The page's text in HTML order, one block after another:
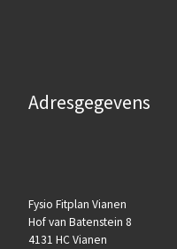
Adresgegevens
Fysio Fitplan Vianen
Hof van Batenstein 8
4131 HC Vianen